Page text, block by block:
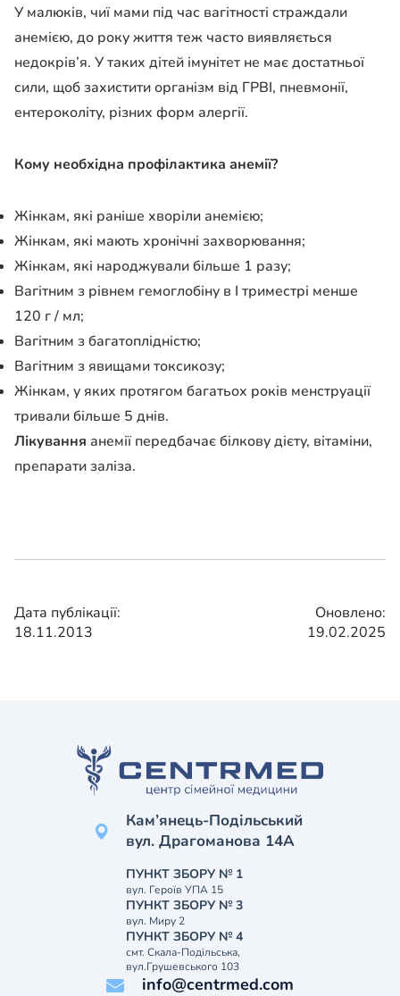
У малюків, чиї мами під час вагітності страждали
анемією, до року життя теж часто виявляється
недокрів’я. У таких дітей імунітет не має достатньої
сили, щоб захистити організм від ГРВІ, пневмонії,
ентероколіту, різних форм алергії.
Кому необхідна профілактика анемії?
Жінкам, які раніше хворіли анемією;
Жінкам, які мають хронічні захворювання;
Жінкам, які народжували більше 1 разу;
Вагітним з рівнем гемоглобіну в I триместрі менше
120 г / мл;
Вагітним з багатоплідністю;
Вагітним з явищами токсикозу;
Жінкам, у яких протягом багатьох років менструації
тривали більше 5 днів.
Лікування анемії передбачає білкову дієту, вітаміни,
препарати заліза.
Дата публікації:
18.11.2013
Оновлено:
19.02.2025
Кам’янець-Подільський
вул. Драгоманова 14А
ПУНКТ ЗБОРУ № 1
вул. Героїв УПА 15
ПУНКТ ЗБОРУ № 3
вул. Миру 2
ПУНКТ ЗБОРУ № 4
смт. Скала-Подільська,
вул.Грушевського 103
info@centrmed.com